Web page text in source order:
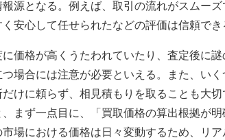
源となる。例えば、取引の流れがスムー
安心して任せられたなどの評価は信頼でき
価格が高くうたわれていたり、査定後に
場合には注意が必要といえる。また、い
けに頼らず、相見積もりを取ることも大
まず一点目に、「買取価格の算出根拠が
場における価格は日々変動するため、リ